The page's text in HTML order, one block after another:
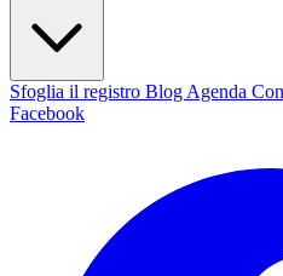
Sfoglia il registro Blog Agenda
Facebook